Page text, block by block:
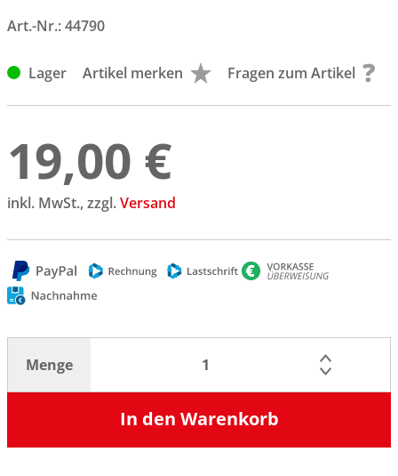
Art.-Nr.:44790
Lager Artikel merken Fragen zum Artikel
19,00 €
inkl. MwSt., zzgl.Versand
Menge
In den Warenkorb